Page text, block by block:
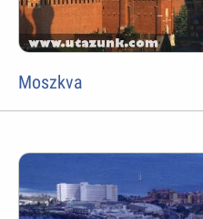
Moszkva